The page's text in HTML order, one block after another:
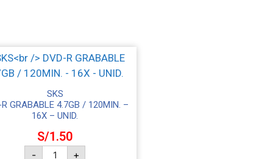
SKS
GRABABLE 4.7GB / 120MIN. –
16X – UNID.
S/1.50
- +